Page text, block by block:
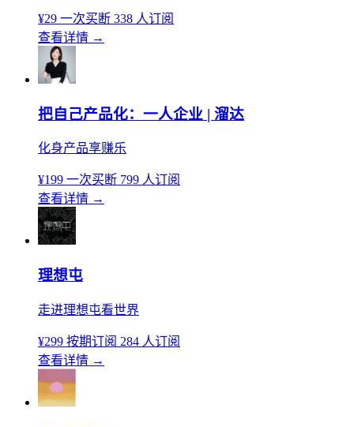
¥29 一次买断 338 人订阅
查看详情 →
把自己产品化：一人企业 | 溜达
化身产品享赚乐
¥199 一次买断 799 人订阅
查看详情 →
理想屯
走进理想屯看世界
¥299 按期订阅 284 人订阅
查看详情 →